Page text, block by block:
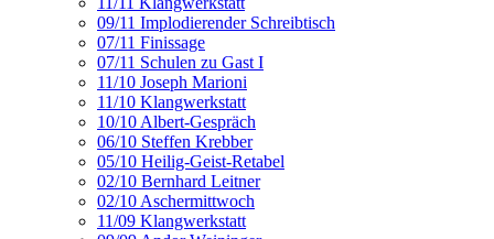
09/11 Implodierender Schreibtisch
07/11 Finissage
07/11 Schulen zu Gast I
11/10 Joseph Marioni
11/10 Klangwerkstatt
10/10 Albert-Gespräch
06/10 Steffen Krebber
05/10 Heilig-Geist-Retabel
02/10 Bernhard Leitner
02/10 Aschermittwoch
11/09 Klangwerkstatt